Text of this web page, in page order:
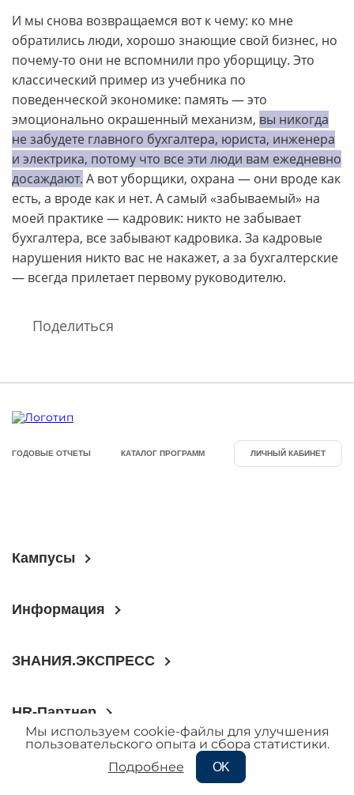
И мы снова возвращаемся вот к чему: ко мне
обратились люди, хорошо знающие свой бизнес, но
почему-то они не вспомнили про уборщицу. Это
классический пример из учебника по
поведенческой экономике: память — это
эмоционально окрашенный механизм, вы никогда
не забудете главного бухгалтера, юриста, инженера
и электрика, потому что все эти люди вам ежедневно
досаждают. А вот уборщики, охрана — они вроде как
есть, а вроде как и нет. А самый «забываемый» на
моей практике — кадровик: никто не забывает
бухгалтера, все забывают кадровика. За кадровые
нарушения никто вас не накажет, а за бухгалтерские
— всегда прилетает первому руководителю.
Поделиться
ГОДОВЫЕ ОТЧЕТЫ КАТАЛОГ ПРОГРАММ ЛИЧНЫЙ КАБИНЕТ
Кампусы
Информация
ЗНАНИЯ.ЭКСПРЕСС
HR-Партнер
Мы используем cookie-файлы для улучшения
пользовательского опыта и сбора статистики.
Подробнее
OK